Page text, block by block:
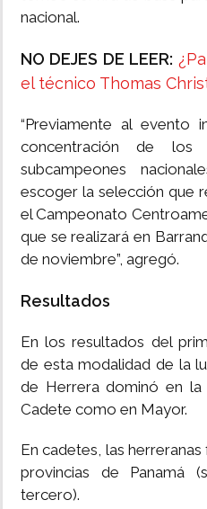
nacional.
NO DEJES DE LEER:
el técnico Thomas
“Previamente al evento
concentración de los
subcampeones
escoger la selección que
el Campeonato
que se realizará en
de noviembre”, agregó.
Resultados
En los resultados del
de esta modalidad de la
de Herrera dominó en la
Cadete como en Mayor.
En cadetes, las
provincias de Panamá
tercero).